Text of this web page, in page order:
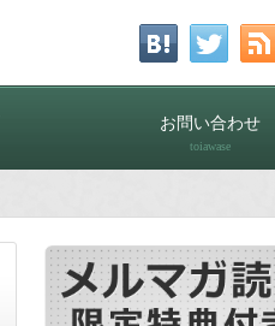
お問い合わせ
toiawase